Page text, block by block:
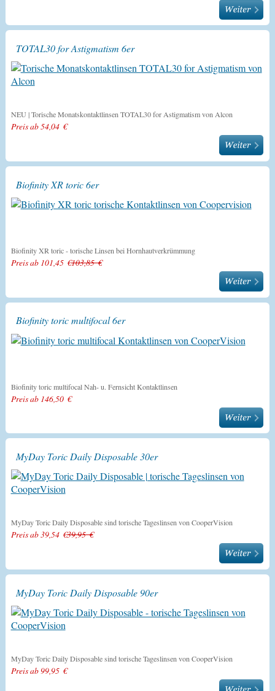
TOTAL30 for Astigmatism 6er
NEU | Torische Monatskontaktlinsen TOTAL30 for Astigmatism von Alcon
Preis ab 54,04 €
Biofinity XR toric 6er
Biofinity XR toric - torische Linsen bei Hornhautverkrümmung
Preis ab 101,45 €103,85 €
Biofinity toric multifocal 6er
Biofinity toric multifocal Nah- u. Fernsicht Kontaktlinsen
Preis ab 146,50 €
MyDay Toric Daily Disposable 30er
MyDay Toric Daily Disposable sind torische Tageslinsen von CooperVision
Preis ab 39,54 €39,95 €
MyDay Toric Daily Disposable 90er
MyDay Toric Daily Disposable sind torische Tageslinsen von CooperVision
Preis ab 99,95 €